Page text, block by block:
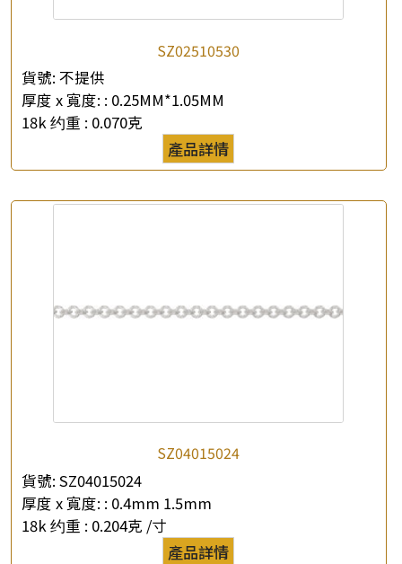
查詢以下產品
SZ02510530
貨號: 不提供
厚度 x 寬度: : 0.25MM*1.05MM
18k 约重 : 0.070克
產品詳情
SZ04015024
貨號: SZ04015024
厚度 x 寬度: : 0.4mm 1.5mm
18k 约重 : 0.204克 /寸
產品詳情